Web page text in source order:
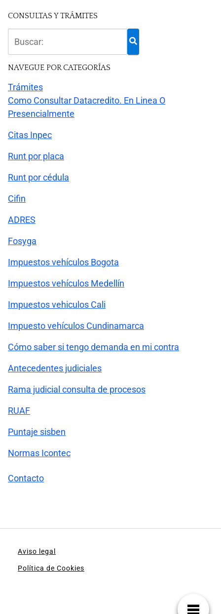
CONSULTAS Y TRÁMITES
NAVEGUE POR CATEGORÍAS
Trámites
Como Consultar Datacredito. En Linea O
Presencialmente
Citas Inpec
Runt por placa
Runt por cédula
Cifin
ADRES
Fosyga
Impuestos vehículos Bogota
Impuestos vehículos Medellín
Impuestos vehiculos Cali
Impuesto vehículos Cundinamarca
Cómo saber si tengo demanda en mi contra
Antecedentes judiciales
Rama judicial consulta de procesos
RUAF
Puntaje sisben
Normas Icontec
Contacto
Aviso legal
Política de Cookies